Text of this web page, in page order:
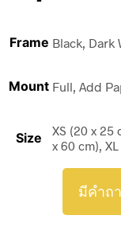
Frame Black, Dark
Mount Full, Add
Size
XS (20 x 25
x 60 cm),
มีคำถ